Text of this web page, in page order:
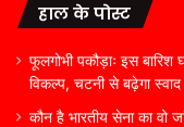
हाल के पोस्ट
फूलगोभी पकौड़ाः इस
विकल्प, चटनी से बढ़ेगा स्वाद
कौन है भारतीय सेना का वो